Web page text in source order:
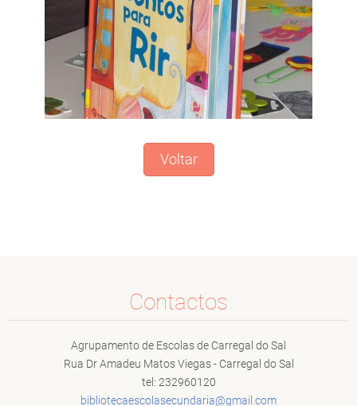
Voltar
Contactos
Agrupamento de Escolas de Carregal do Sal
Rua Dr Amadeu Matos Viegas - Carregal do Sal
tel: 232960120
bibliotecaescolasecundaria@gmail .com